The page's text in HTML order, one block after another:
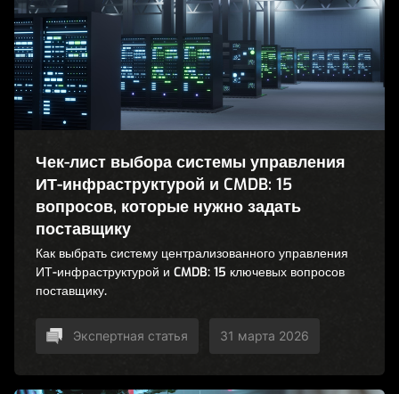
Чек-лист выбора системы управления
ИТ-инфраструктурой и CMDB: 15
вопросов, которые нужно задать
поставщику
Как выбрать систему централизованного управления
ИТ-инфраструктурой и CMDB: 15 ключевых вопросов
поставщику.
Экспертная статья 31 марта 2026